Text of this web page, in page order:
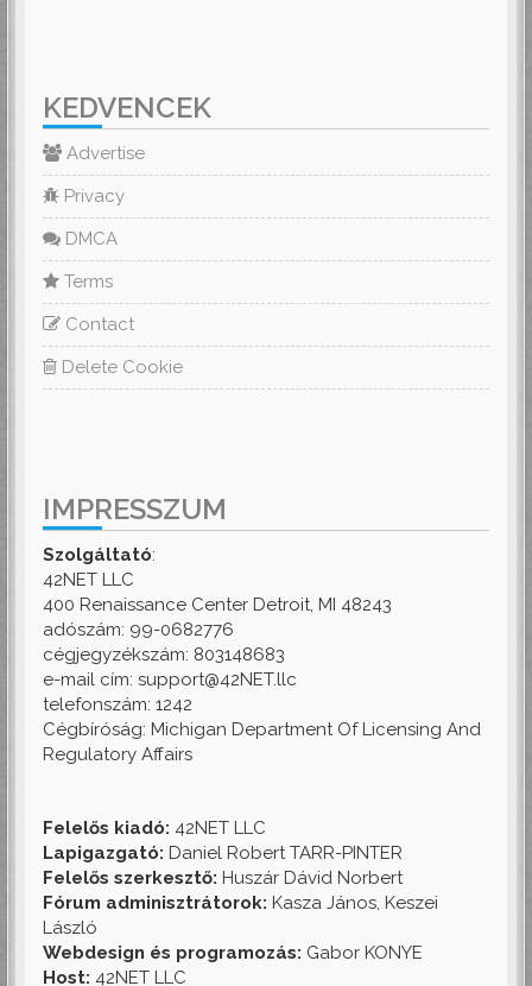
KEDVENCEK
Advertise
Privacy
DMCA
Terms
Contact
Delete Cookie
IMPRESSZUM
Szolgáltató:
42NET LLC
400 Renaissance Center Detroit, MI 48243
adószám: 99-0682776
cégjegyzékszám: 803148683
e-mail cím: support@42NET.llc
telefonszám: 1242
Cégbíróság: Michigan Department Of Licensing And
Regulatory Affairs
Felelős kiadó: 42NET LLC
Lapigazgató: Daniel Robert TARR-PINTER
Felelős szerkesztő: Huszár Dávid Norbert
Fórum adminisztrátorok: Kasza János, Keszei
László
Webdesign és programozás: Gabor KONYE
Host: 42NET LLC